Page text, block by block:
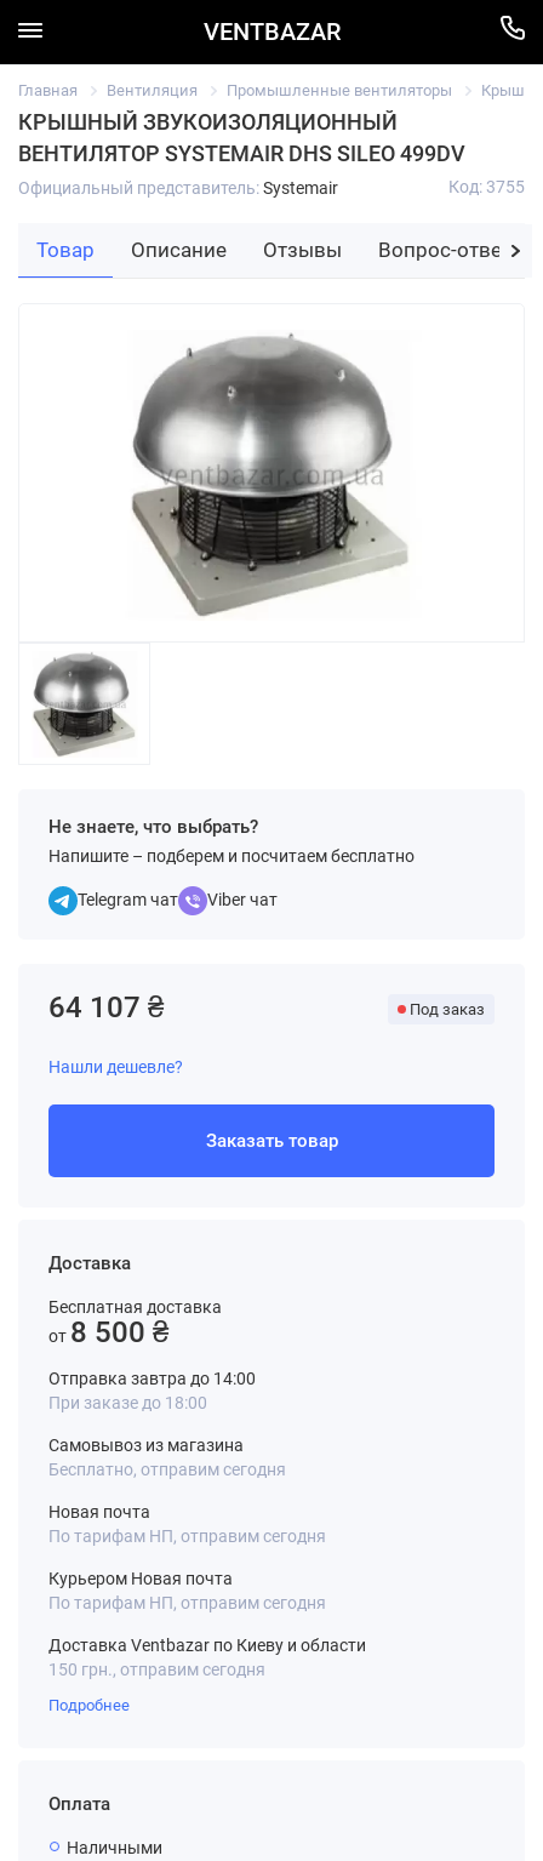
VENTBAZAR
Главная Вентиляция Промышленные вентиляторы
КРЫШНЫЙ ЗВУКОИЗОЛЯЦИОННЫЙ
ВЕНТИЛЯТОР SYSTEMAIR DHS SILEO 499DV
Официальный представитель:Systemair Код: 3755
Не знаете, что выбрать?
Напишите – подберем и посчитаем бесплатно
Telegram чат Viber чат
Доставка
Бесплатная доставка
от 8 500 ₴
Отправка завтра до 14:00
При заказе до 18:00
Самовывоз из магазина
Бесплатно, отправим сегодня
Новая почта
По тарифам НП, отправим сегодня
Курьером Новая почта
По тарифам НП, отправим сегодня
Доставка Ventbazar по Киеву и области
150 грн., отправим сегодня
Подробнее
Оплата
Наличными
64 107 ₴ Под заказ
Нашли дешевле?
Заказать товар
Товар Описание Отзывы Вопрос-ответ